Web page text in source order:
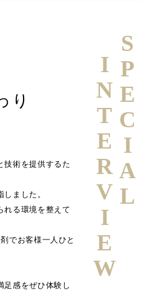
り
技術を提供するた
ました。
れる環境を整えて
でお客様一人ひと
足感をぜひ体験し
SPECIAL
INTERVIEW